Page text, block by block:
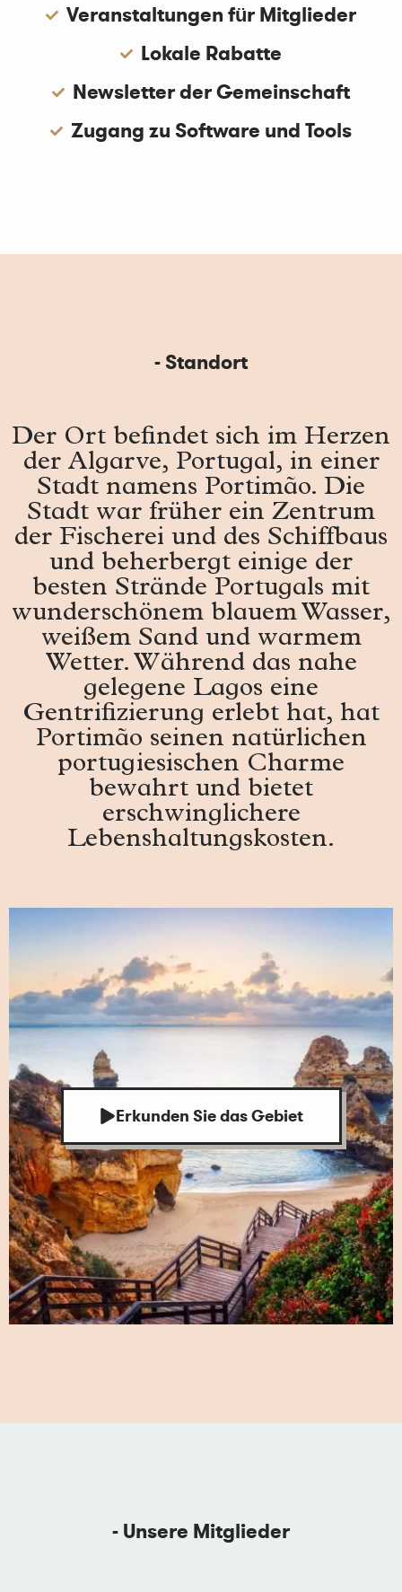
Veranstaltungen für Mitglieder
Lokale Rabatte
Newsletter der Gemeinschaft
Zugang zu Software und Tools
- Standort
Der Ort befindet sich im Herzen
der Algarve, Portugal, in einer
Stadt namens Portimão. Die
Stadt war früher ein Zentrum
der Fischerei und des Schiffbaus
und beherbergt einige der
besten Strände Portugals mit
wunderschönem blauem Wasser,
weißem Sand und warmem
Wetter. Während das nahe
gelegene Lagos eine
Gentrifizierung erlebt hat, hat
Portimão seinen natürlichen
portugiesischen Charme
bewahrt und bietet
erschwinglichere
Lebenshaltungskosten.
Erkunden Sie das Gebiet
- Unsere Mitglieder